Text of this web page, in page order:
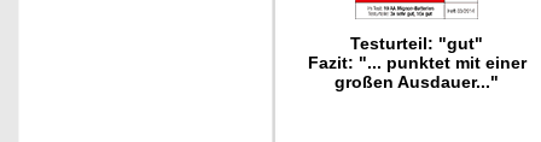
Testurteil: "gut"
Fazit: "... punktet mit einer
großen Ausdauer..."